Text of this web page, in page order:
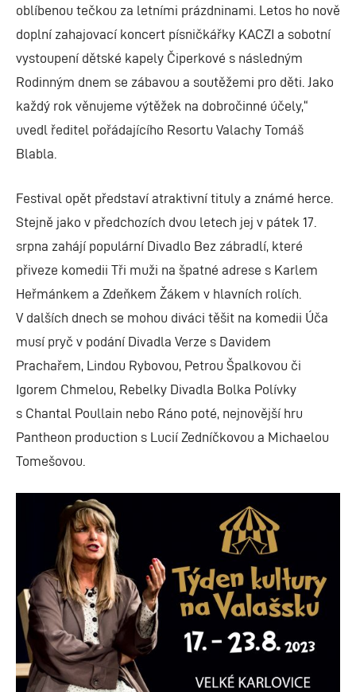
oblíbenou tečkou za letními prázdninami. Letos ho nově
doplní zahajovací koncert písničkářky KACZI a sobotní
vystoupení dětské kapely Čiperkové s následným
Rodinným dnem se zábavou a soutěžemi pro děti. Jako
každý rok věnujeme výtěžek na dobročinné účely,“
uvedl ředitel pořádajícího Resortu Valachy Tomáš
Blabla.
Festival opět představí atraktivní tituly a známé herce.
Stejně jako v předchozích dvou letech jej v pátek 17.
srpna zahájí populární Divadlo Bez zábradlí, které
přiveze komedii Tři muži na špatné adrese s Karlem
Heřmánkem a Zdeňkem Žákem v hlavních rolích.
V dalších dnech se mohou diváci těšit na komedii Úča
musí pryč v podání Divadla Verze s Davidem
Prachařem, Lindou Rybovou, Petrou Špalkovou či
Igorem Chmelou, Rebelky Divadla Bolka Polívky
s Chantal Poullain nebo Ráno poté, nejnovější hru
Pantheon production s Lucií Zedníčkovou a Michaelou
Tomešovou.